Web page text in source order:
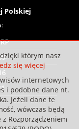
Polskiej
którym nasz
się więcej
internetowych
i podobne dane nt.
Jeżeli dane te
wówczas będą
Rozporządzeniem